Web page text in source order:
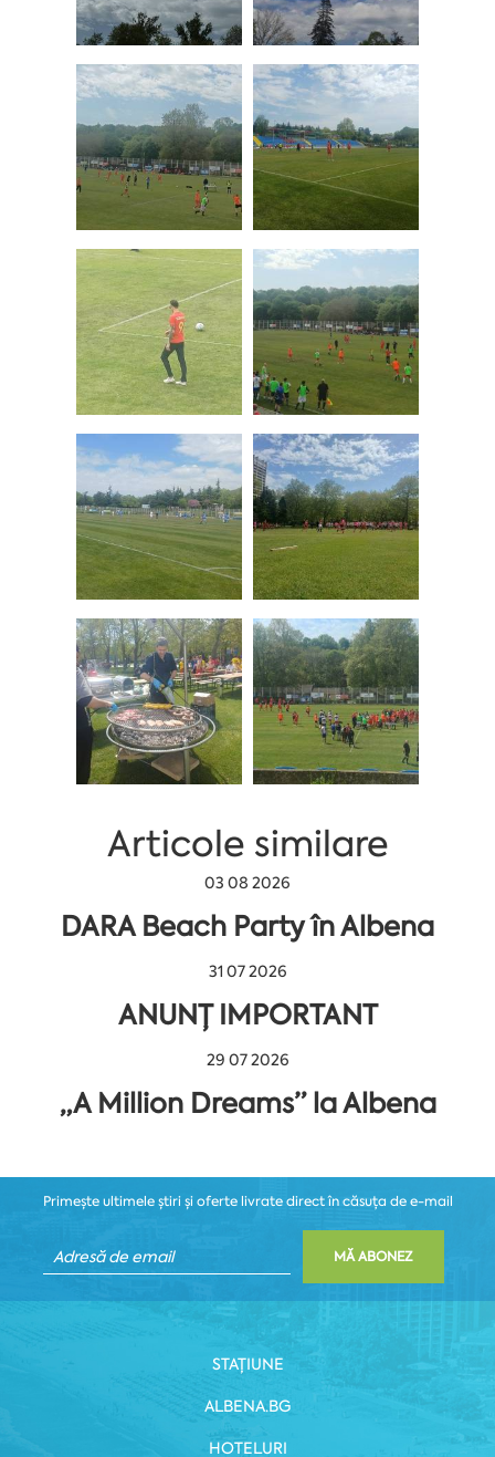
Articole similare
03 08 2026
DARA Beach Party în Albena
31 07 2026
ANUNȚ IMPORTANT
29 07 2026
„A Million Dreams” la Albena
Primește ultimele știri și oferte livrate direct în căsuța de e-mail
MĂ ABONEZ
STAȚIUNE
ALBENA.BG
HOTELURI